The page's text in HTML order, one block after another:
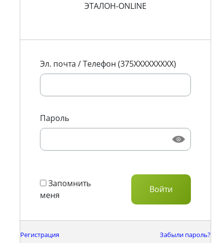
ЭТАЛОН-ONLINE
Эл. почта / Телефон (375XXXXXXXXX)
Пароль
Запомнить
меня
Регистрация Забыли пароль?